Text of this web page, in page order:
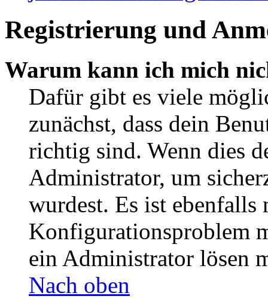
Registrierung und
Warum kann ich mich
Dafür gibt es viele
zunächst, dass dein
richtig sind. Wenn dies
Administrator, um
wurdest. Es ist ebenfalls
Konfigurationsproblem
ein Administrator lösen
Nach oben